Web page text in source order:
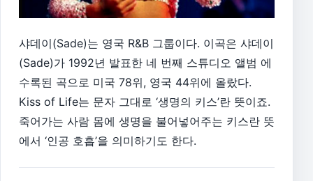
샤데이(Sade)는 영국 R&B 그룹이다. 이곡은 샤데이
(Sade)가 1992년 발표한 네 번째 스튜디오 앨범 에
수록된 곡으로 미국 78위, 영국 44위에 올랐다.
Kiss of Life는 문자 그대로 ‘생명의 키스’란 뜻이죠.
죽어가는 사람 몸에 생명을 불어넣어주는 키스란 뜻
에서 ‘인공 호흡’을 의미하기도 한다.